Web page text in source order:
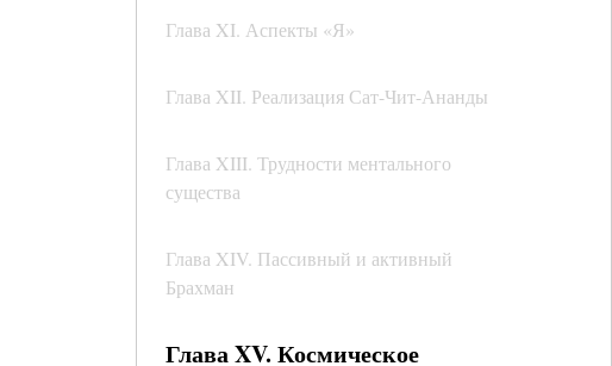
Глава XI. Аспекты «Я»
Глава XII. Реализация Сат-Чит-Ананды
Глава XIII. Трудности ментального
существа
Глава XIV. Пассивный и активный
Брахман
Глава XV. Космическое